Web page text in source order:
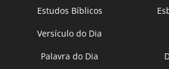
Estudos Bíblicos
Versículo do Dia
Palavra do Dia